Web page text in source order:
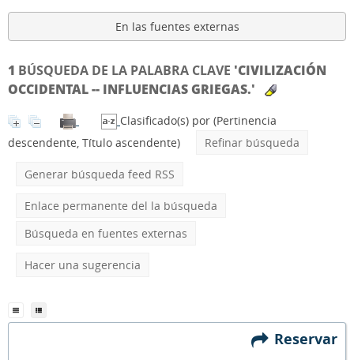
En las fuentes externas
1 BÚSQUEDA DE LA PALABRA CLAVE 'CIVILIZACIÓN
OCCIDENTAL -- INFLUENCIAS GRIEGAS.'
Clasificado(s) por (Pertinencia
descendente, Título ascendente)
Refinar búsqueda
Generar búsqueda feed RSS
Enlace permanente del la búsqueda
Búsqueda en fuentes externas
Hacer una sugerencia
Reservar